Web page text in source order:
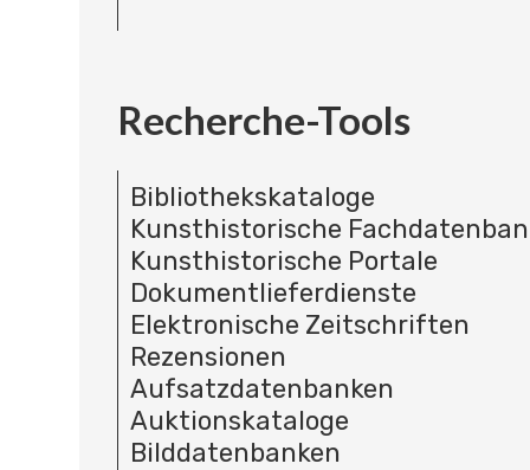
Recherche-Tools
Bibliothekskataloge
Kunsthistorische
Kunsthistorische Portale
Dokumentlieferdienste
Elektronische Zeitschriften
Rezensionen
Aufsatzdatenbanken
Auktionskataloge
Bilddatenbanken